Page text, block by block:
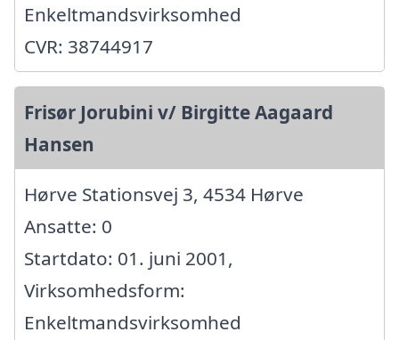
Enkeltmandsvirksomhed
CVR: 38744917
Frisør Jorubini v/ Birgitte Aagaard
Hansen
Hørve Stationsvej 3, 4534 Hørve
Ansatte: 0
Startdato: 01. juni 2001,
Virksomhedsform:
Enkeltmandsvirksomhed